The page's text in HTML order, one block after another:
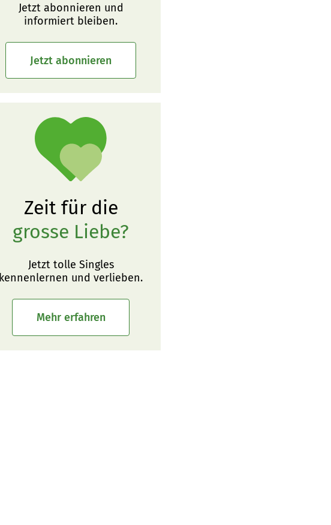
Jetzt abonnieren und
informiert bleiben.
Jetzt abonnieren
Zeit für die
grosse Liebe?
Jetzt tolle Singles
kennenlernen und verlieben.
Mehr erfahren